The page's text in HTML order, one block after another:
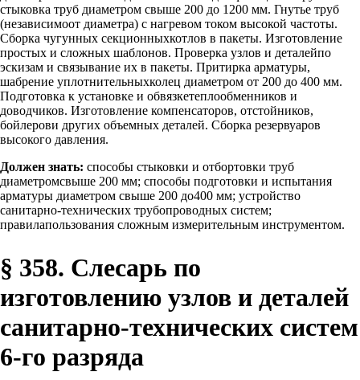
стыковка труб диаметром свыше 200 до 1200 мм. Гнутье труб
(независимоот диаметра) с нагревом током высокой частоты.
Сборка чугунных секционныхкотлов в пакеты. Изготовление
простых и сложных шаблонов. Проверка узлов и деталейпо
эскизам и связывание их в пакеты. Притирка арматуры,
шабрение уплотнительныхколец диаметром от 200 до 400 мм.
Подготовка к установке и обвязкетеплообменников и
доводчиков. Изготовление компенсаторов, отстойников,
бойлерови других объемных деталей. Сборка резервуаров
высокого давления.
Должен знать: способы стыковки и отбортовки труб
диаметромсвыше 200 мм; способы подготовки и испытания
арматуры диаметром свыше 200 до400 мм; устройство
санитарно-технических трубопроводных систем;
правилапользования сложным измерительным инструментом.
§ 358. Слесарь по
изготовлению узлов и деталей
санитарно-технических систем
6-го разряда